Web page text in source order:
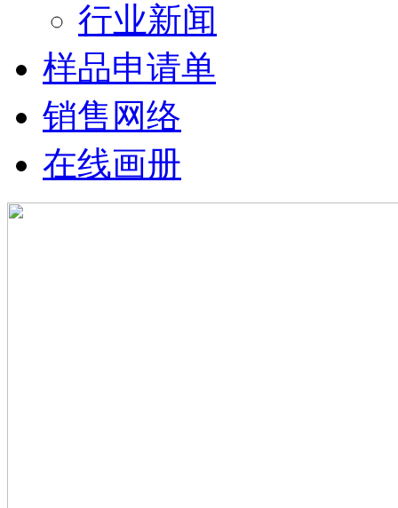
行业新闻
样品申请单
销售网络
在线画册